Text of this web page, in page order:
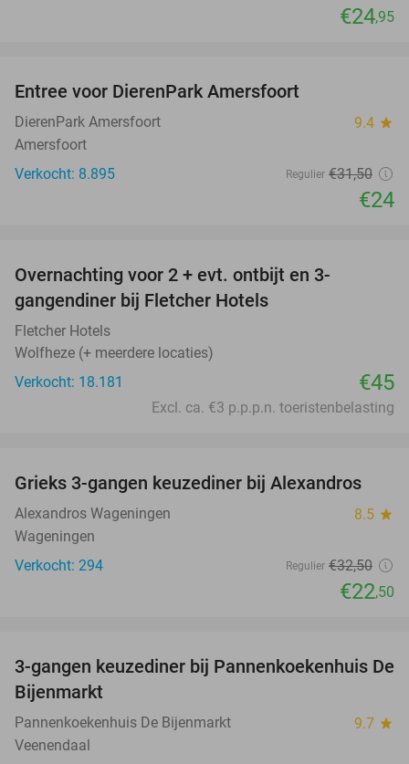
€24,95
Entree voor DierenPark Amersfoort
DierenPark Amersfoort 9.4 star
Amersfoort
Verkocht: 8.895
Regulier €31,50
€24
Overnachting voor 2 + evt. ontbijt en 3-
gangendiner bij Fletcher Hotels
Fletcher Hotels
Wolfheze (+ meerdere locaties)
Verkocht: 18.181
€45
Excl. ca. €3 p.p.p.n. toeristenbelasting
31%
Grieks 3-gangen keuzediner bij Alexandros
Alexandros Wageningen 8.5 star
Wageningen
Verkocht: 294
Regulier €32,50
€22,50
44%
3-gangen keuzediner bij Pannenkoekenhuis De
Bijenmarkt
Pannenkoekenhuis De Bijenmarkt 9.7 star
Veenendaal